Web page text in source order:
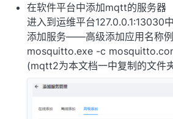
在软件平台中添加mqtt的服务器
进入到运维平台
添加服务——高级添加应用名称
mosquitto.exe -c
(mqtt2为本文档一中复制的文件